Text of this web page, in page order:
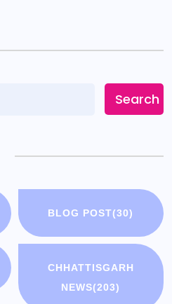
Search
BLOG POST(30)
CHHATTISGARH
NEWS(203)